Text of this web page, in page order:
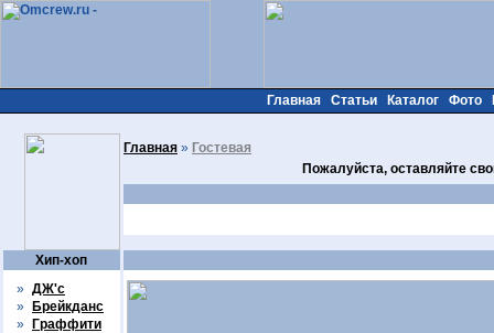
Хип-хоп
» ДЖ'с
»
Брейкданс
»
Граффити
Главная Статьи Каталог Фото
Главная » Гостевая
Пожалуйста, оставляйте